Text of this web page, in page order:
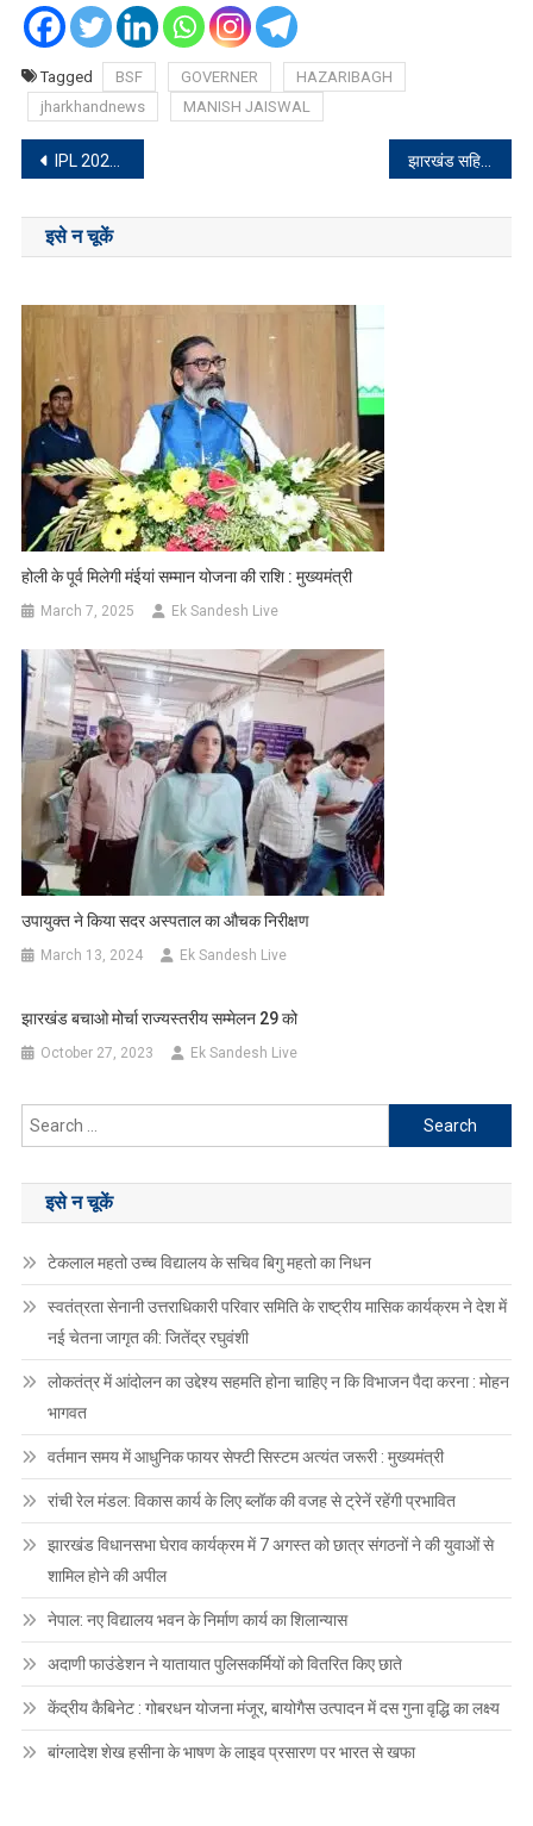
Tagged BSF GOVERNER
HAZARIBAGH
jharkhandnews
MANISH JAISWAL
Post
navigation
IPL 2023 : कोलकाता से भिड़ेंगे राजस्थान के रॉयल्स, जानिए कौन आगे झारखंड सहित इस राज्य में 2 लाख से भी अधिक मोबाइल नंबर किए गए बंद
इसे न चूकें
होली के पूर्व मिलेगी मंईयां सम्मान योजना की राशि : मुख्यमंत्री
March 7, 2025 Ek Sandesh Live
उपायुक्त ने किया सदर अस्पताल का औचक निरीक्षण
March 13, 2024 Ek Sandesh Live
झारखंड बचाओ मोर्चा राज्यस्तरीय सम्मेलन 29 को
October 27, 2023 Ek Sandesh Live
Search
for:
इसे न चूकें
टेकलाल महतो उच्च विद्यालय के सचिव बिगु महतो का निधन
स्वतंत्रता सेनानी उत्तराधिकारी परिवार समिति के राष्ट्रीय मासिक कार्यक्रम ने देश में
नई चेतना जागृत की: जितेंद्र रघुवंशी
लोकतंत्र में आंदोलन का उद्देश्य सहमति होना चाहिए न कि विभाजन पैदा करना : मोहन
भागवत
वर्तमान समय में आधुनिक फायर सेफ्टी सिस्टम अत्यंत जरूरी : मुख्यमंत्री
रांची रेल मंडल: विकास कार्य के लिए ब्लॉक की वजह से ट्रेनें रहेंगी प्रभावित
झारखंड विधानसभा घेराव कार्यक्रम में 7 अगस्त को छात्र संगठनों ने की युवाओं से
शामिल होने की अपील
नेपाल: नए विद्यालय भवन के निर्माण कार्य का शिलान्यास
अदाणी फाउंडेशन ने यातायात पुलिसकर्मियों को वितरित किए छाते
केंद्रीय कैबिनेट : गोबरधन योजना मंजूर, बायोगैस उत्पादन में दस गुना वृद्धि का लक्ष्य
बांग्लादेश शेख हसीना के भाषण के लाइव प्रसारण पर भारत से खफा